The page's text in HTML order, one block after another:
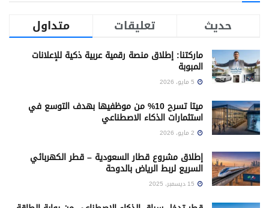
متداول
تعليقات حديث
ماركتنا: إطلاق منصة رقمية عربية ذكية للإعلانات
المبوبة
ميتا تسرح 10% من موظفيها بهدف التوسع في
استثمارات الذكاء الاصطناعي
إطلاق مشروع قطار السعودية – قطر الكهربائي
السريع لربط الرياض بالدوحة